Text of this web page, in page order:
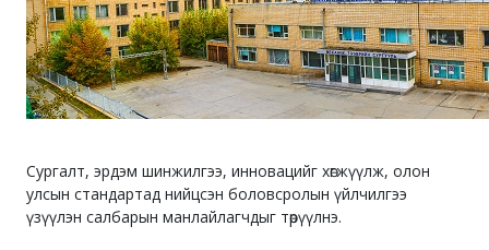
Сургалт, эрдэм шинжилгээ, инновацийг хөгжүүлж, олон
улсын стандартад нийцсэн боловсролын үйлчилгээ
үзүүлэн салбарын манлайлагчдыг төрүүлнэ.